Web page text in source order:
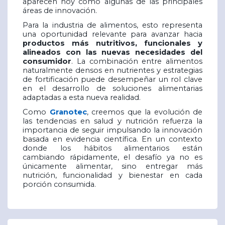
áreas de innovación.
Para la industria de alimentos, esto representa
una oportunidad relevante para avanzar hacia
productos más nutritivos, funcionales y
alineados con las nuevas necesidades del
consumidor. La combinación entre alimentos
naturalmente densos en nutrientes y estrategias
de fortificación puede desempeñar un rol clave
en el desarrollo de soluciones alimentarias
adaptadas a esta nueva realidad.
Como Granotec, creemos que la evolución de
las tendencias en salud y nutrición refuerza la
importancia de seguir impulsando la innovación
basada en evidencia científica. En un contexto
donde los hábitos alimentarios están
cambiando rápidamente, el desafío ya no es
únicamente alimentar, sino entregar más
nutrición, funcionalidad y bienestar en cada
porción consumida.